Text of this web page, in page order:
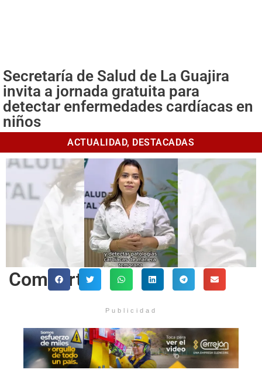
Secretaría de Salud de La Guajira
invita a jornada gratuita para
detectar enfermedades cardíacas en
niños
ACTUALIDAD, DESTACADAS
Comparte
Publicidad